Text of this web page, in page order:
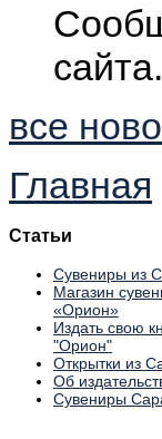
все
Главная
Статьи
Сувениры из
Магазин
«Орион»
Издать свою
"Орион"
Открытки из
Об
Сувениры